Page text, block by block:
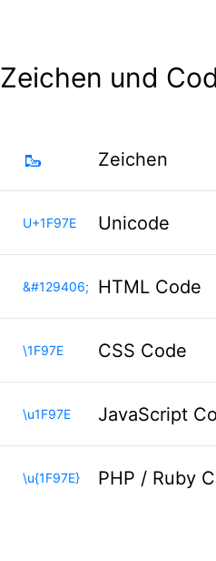
Zeichen und
🥾 Zeichen
U+1F97E Unicode
&#129406; HTML Code
\1F97E CSS Code
\u1F97E JavaScript
\u{1F97E} PHP / Ruby